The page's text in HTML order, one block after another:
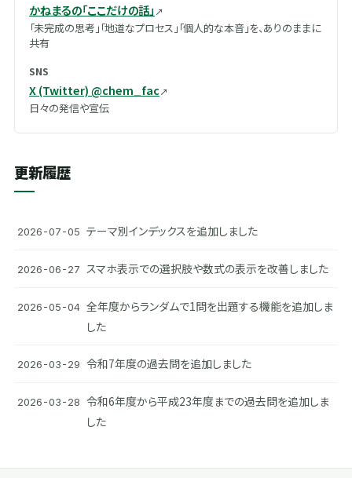
かねまるの「ここだけの話」
「未完成の思考」「地道なプロセス」「個人的な本音」を、ありのままに
共有
SNS
X (Twitter) @chem_fac
日々の発信や宣伝
更新履歴
2026-07-05 テーマ別インデックスを追加しました
2026-06-27 スマホ表示での選択肢や数式の表示を改善しました
2026-05-04 全年度からランダムで1問を出題する機能を追加しま
した
2026-03-29 令和7年度の過去問を追加しました
2026-03-28 令和6年度から平成23年度までの過去問を追加しま
した